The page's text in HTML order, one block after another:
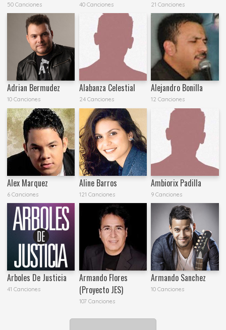
50 Canciones 40 Canciones 21 Canciones
Adrian Bermudez
10 Canciones
Alabanza Celestial
24 Canciones
Alejandro Bonilla
12 Canciones
Alex Marquez
6 Canciones
Aline Barros
121 Canciones
Ambiorix Padilla
9 Canciones
Arboles De Justicia
41 Canciones
Armando Flores
(Proyecto JES)
107 Canciones
Armando Sanchez
10 Canciones